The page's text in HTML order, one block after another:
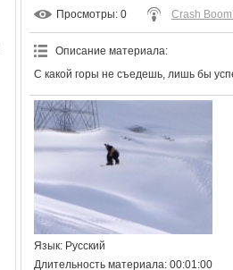
Просмотры: 0 Crash
Описание материала:
С какой горы не съедешь, лишь бы
Язык: Русский
Длительность материала: 00:01:00